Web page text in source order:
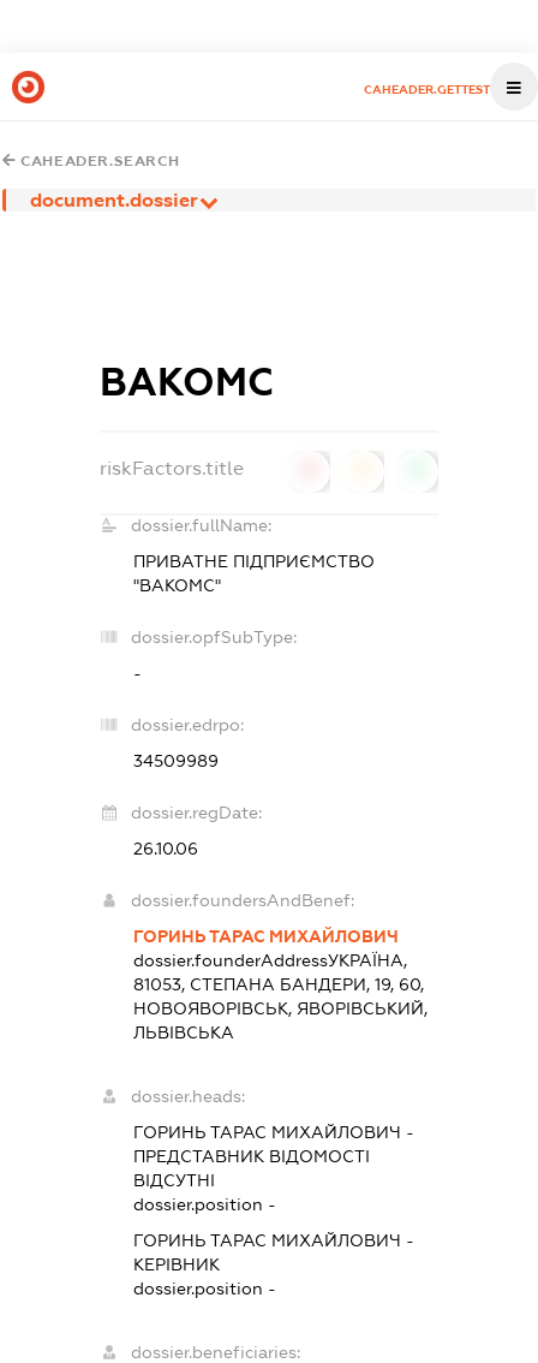
CAHEADER.GETTEST
CAHEADER.SEARCH
document.dossier
ВАКОМС
riskFactors.title
dossier.fullName:
ПРИВАТНЕ ПІДПРИЄМСТВО
"ВАКОМС"
dossier.opfSubType:
-
dossier.edrpo:
34509989
dossier.regDate:
26.10.06
dossier.foundersAndBenef:
ГОРИНЬ ТАРАС МИХАЙЛОВИЧ
dossier.founderAddressУКРАЇНА,
81053, СТЕПАНА БАНДЕРИ, 19, 60,
НОВОЯВОРІВСЬК, ЯВОРІВСЬКИЙ,
ЛЬВІВСЬКА
dossier.heads:
ГОРИНЬ ТАРАС МИХАЙЛОВИЧ -
ПРЕДСТАВНИК ВІДОМОСТІ
ВІДСУТНІ
dossier.position -
ГОРИНЬ ТАРАС МИХАЙЛОВИЧ -
КЕРІВНИК
dossier.position -
dossier.beneficiaries: